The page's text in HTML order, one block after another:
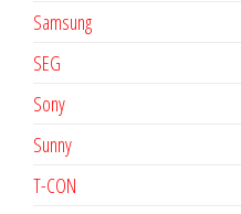
Samsung
SEG
Sony
Sunny
T-CON